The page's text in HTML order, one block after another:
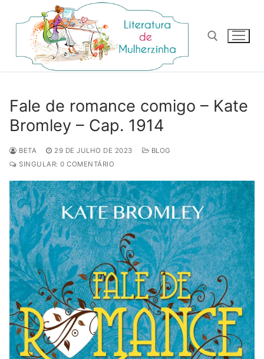
para
conteúdo
Fale de romance comigo – Kate
Bromley – Cap. 1914
BETA 29 DE JULHO DE 2023
BLOG
SINGULAR: 0 COMENTÁRIO